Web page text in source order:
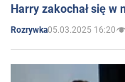
Harry zakochał się
Rozrywka05.03.2025 16:20